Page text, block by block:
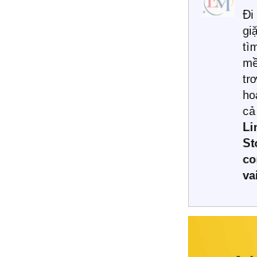
Đi